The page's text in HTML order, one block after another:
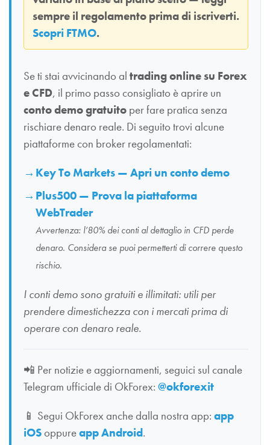
sempre il regolamento prima di iscriverti.
Scopri FTMO.
Se ti stai avvicinando al trading online su Forex
e CFD, il primo passo consigliato è aprire un
conto demo gratuito per fare pratica senza
rischiare denaro reale. Di seguito trovi alcune
piattaforme con broker regolamentati:
Key To Markets — Apri un conto demo
Plus500 — Prova la piattaforma
WebTrader
Avvertenza: l’80% dei conti al dettaglio in CFD perde
denaro. Considera se puoi permetterti di correre questo
rischio.
I conti demo sono gratuiti e illimitati: utili per
prendere dimestichezza con i mercati prima di
operare con denaro reale.
📲 Per notizie e aggiornamenti, seguici sul canale
Telegram ufficiale di OkForex: @okforexit
📱 Segui OkForex anche dalla nostra app: app
iOSoppureapp Android.